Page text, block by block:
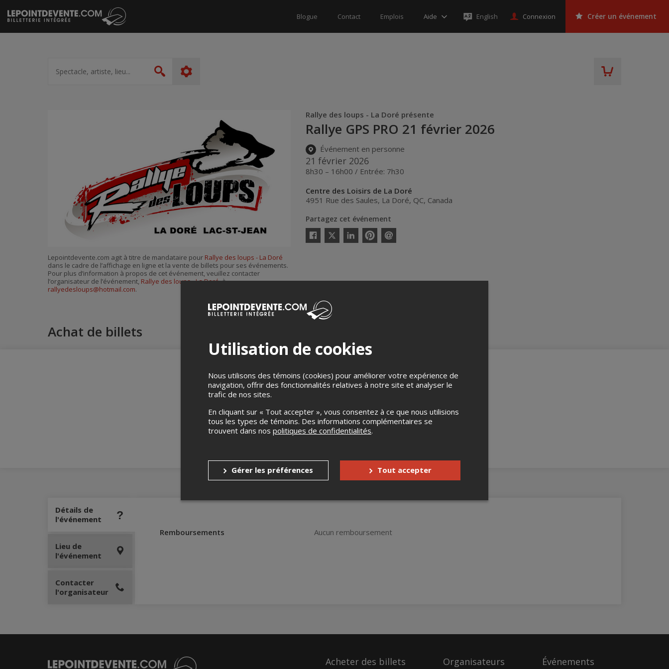
Passer
au
contenu
Blogue Contact Emplois Aide English Connexion Créer un événement
artiste,
lieu...
Rechercher
Rallye des loups - La Doré présente
Rallye GPS PRO 21 février 2026
Événement en personne
21 février 2026
8h30 – 16h00 / Entrée: 7h30
Centre des Loisirs de La Doré
4951 Rue des Saules, La Doré, QC, Canada
Partagez cet événement
Facebook
Twitter
LinkedinPinterestEnvoyer
Lepointdevente.com agit à titre de mandataire pour Rallye des loups - La Doré
dans le cadre de l’affichage en ligne et la vente de billets pour ses événements.
Pour plus d’information à propos de cet événement, veuillez contacter
l’organisateur de l’événement, Rallye des loups - La Doré, à
rallyedesloups@hotmail.com.
Achat de billets
Merci de confirmer que vous n'êtes pas un robot ci-bas.
Détails de
l'événement
Remboursements
Aucun remboursement
Lieu de
l'événement
Contacter
l'organisateur
Acheter des billets Organisateurs Événements
Utilisation de cookies
Nous utilisons des témoins (cookies) pour améliorer votre expérience de
navigation, offrir des fonctionnalités relatives à notre site et analyser le
trafic de nos sites.
En cliquant sur « Tout accepter », vous consentez à ce que nous utilisions
tous les types de témoins. Des informations complémentaires se
trouvent dans nos politiques de confidentialités.
Gérer les préférences Tout accepter